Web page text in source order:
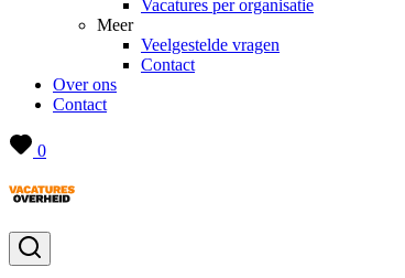
Vacatures per organisatie
Meer
Veelgestelde vragen
Contact
Over ons
Contact
0